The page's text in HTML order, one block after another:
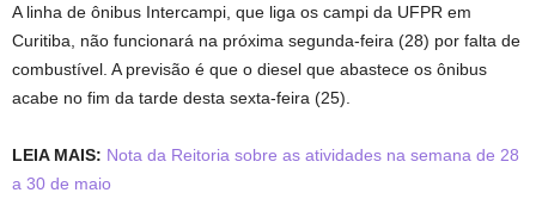
A linha de ônibus Intercampi, que liga os campi da UFPR em
Curitiba, não funcionará na próxima segunda-feira (28) por falta de
combustível. A previsão é que o diesel que abastece os ônibus
acabe no fim da tarde desta sexta-feira (25).
LEIA MAIS: Nota da Reitoria sobre as atividades na semana de 28
a 30 de maio